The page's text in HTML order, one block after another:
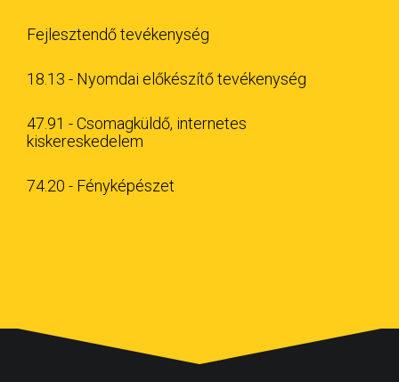
Fejlesztendő tevékenység
18.13 - Nyomdai előkészítő tevékenység
47.91 - Csomagküldő, internetes
kiskereskedelem
74.20 - Fényképészet